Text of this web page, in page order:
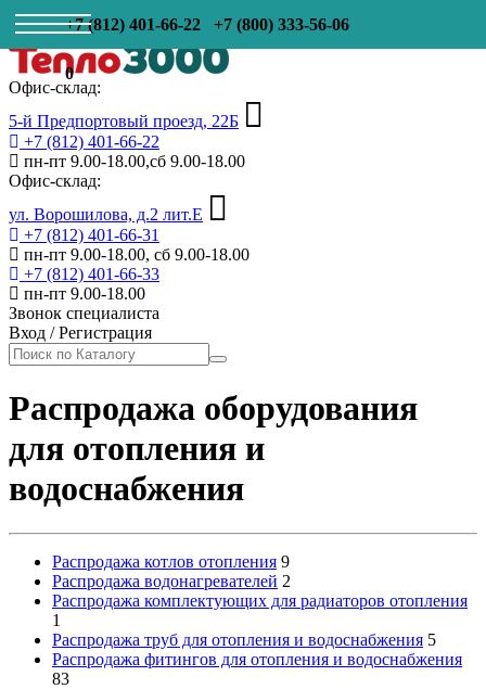
+7 (812) 401-66-22 +7 (800) 333-56-06
0
Офис-склад:
5-й Предпортовый проезд, 22Б
+7 (812) 401-66-22
пн-пт 9.00-18.00,сб 9.00-18.00
Офис-склад:
ул. Ворошилова, д.2 лит.Е
+7 (812) 401-66-31
пн-пт 9.00-18.00, сб 9.00-18.00
+7 (812) 401-66-33
пн-пт 9.00-18.00
Звонок специалиста
Вход /Регистрация
Распродажа оборудования
для отопления и
водоснабжения
Распродажа котлов отопления 9
Распродажа водонагревателей 2
Распродажа комплектующих для радиаторов отопления
1
Распродажа труб для отопления и водоснабжения 5
Распродажа фитингов для отопления и водоснабжения
83